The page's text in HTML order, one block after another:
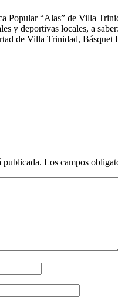
Popular “Alas” de Villa
y deportivas locales, a
de Villa Trinidad, Básquet
publicada. Los campos